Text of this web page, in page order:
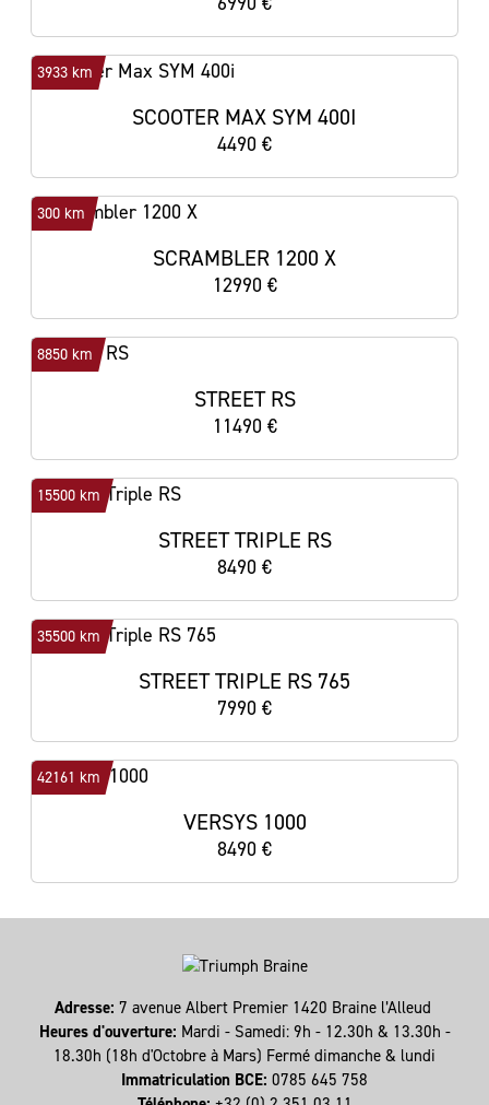
3933 km
SCOOTER MAX SYM 400I
4490 €
300 km
SCRAMBLER 1200 X
12990 €
8850 km
STREET RS
11490 €
15500 km
STREET TRIPLE RS
8490 €
35500 km
STREET TRIPLE RS 765
7990 €
42161 km
VERSYS 1000
8490 €
Adresse: 7 avenue Albert Premier 1420 Braine l’Alleud
Heures d'ouverture: Mardi - Samedi: 9h - 12.30h & 13.30h -
18.30h (18h d'Octobre à Mars) Fermé dimanche & lundi
Immatriculation BCE: 0785 645 758